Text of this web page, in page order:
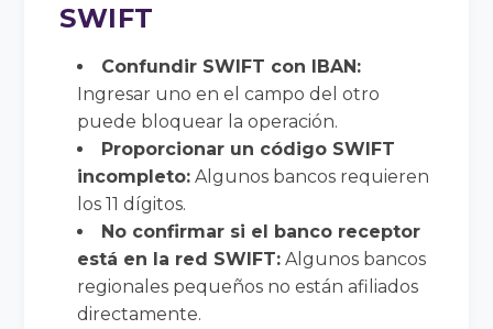
SWIFT
Confundir SWIFT con IBAN:
Ingresar uno en el campo del otro
puede bloquear la operación.
Proporcionar un código SWIFT
incompleto: Algunos bancos requieren
los 11 dígitos.
No confirmar si el banco receptor
está en la red SWIFT: Algunos bancos
regionales pequeños no están afiliados
directamente.